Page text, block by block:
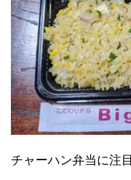
チャーハン弁当に注